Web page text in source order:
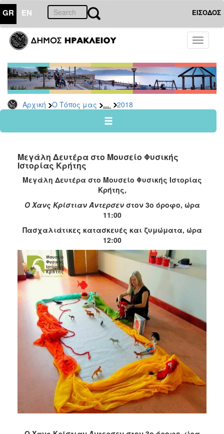
GR EN ΕΙΣΟΔΟΣ
Toggle
Αρχική Ο Τόπος μας ... 2018
ΤΟΠΟΣ
ΜΑΣ
Ανακοινώσεις
Αρχείο
2026
2024
2022
2021
2019
2016
2015
2011
Μεγάλη Δευτέρα στο Μουσείο Φυσικής
Ιστορίας Κρήτης
Μεγάλη Δευτέρα στο Μουσείο Φυσικής Ιστορίας
Κρήτης,
Ο Χανς Κρίστιαν Άντερσεν στον 3ο όροφο, ώρα
11:00
Πασχαλιάτικες κατασκευές και ζυμώματα, ώρα
12:00